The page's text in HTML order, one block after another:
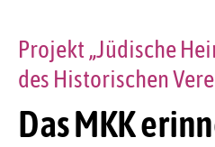
Das MKK
Projekt „Jüdische
des Historischen